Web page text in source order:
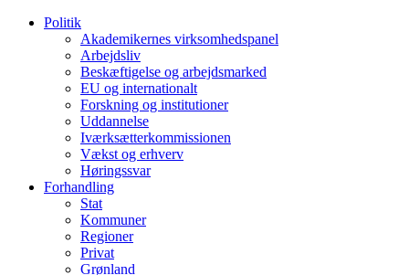
Politik
Akademikernes virksomhedspanel
Arbejdsliv
Beskæftigelse og arbejdsmarked
EU og internationalt
Forskning og institutioner
Uddannelse
Iværksætterkommissionen
Vækst og erhverv
Høringssvar
Forhandling
Stat
Kommuner
Regioner
Privat
Grønland